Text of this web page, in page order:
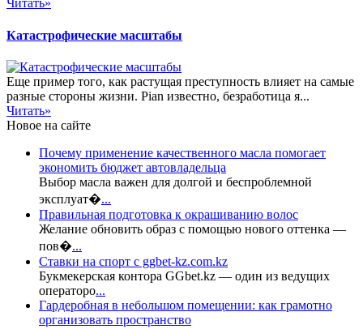
Читать»
Катастрофические масштабы
Еще пример того, как растущая преступность влияет на самые
разные стороны жизни. Pian известно, безработица я...
Читать»
Новое на сайте
Почему применение качественного масла помогает
экономить бюджет автовладельца
Выбор масла важен для долгой и беспроблемной
эксплуат�...
Правильная подготовка к окрашиванию волос
Желание обновить образ с помощью нового оттенка —
пов�...
Ставки на спорт с ggbet-kz.com.kz
Букмекерская контора GGbet.kz — один из ведущих
операторо...
Гардеробная в небольшом помещении: как грамотно
организовать пространство